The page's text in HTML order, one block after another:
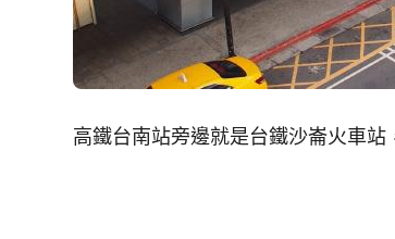
高鐵台南站旁邊就是台鐵沙崙火車